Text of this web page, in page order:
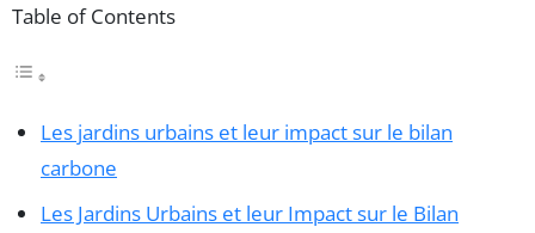
Table of Contents
Les jardins urbains et leur impact sur le bilan
carbone
Les Jardins Urbains et leur Impact sur le Bilan